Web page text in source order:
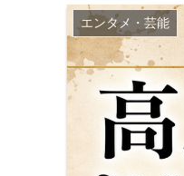
エンタメ・芸能